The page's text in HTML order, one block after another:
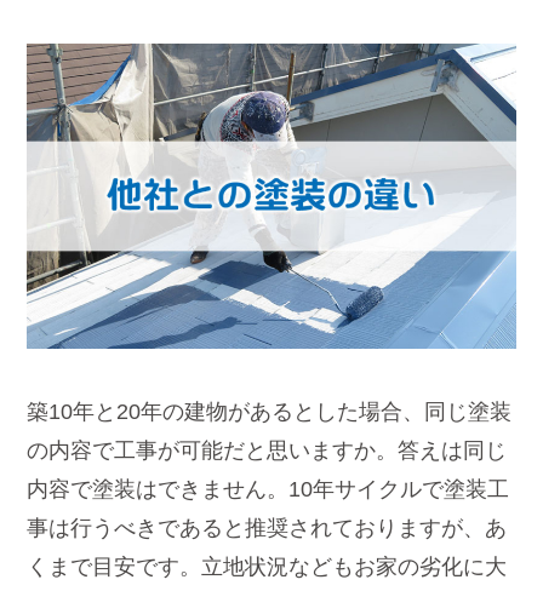
築10年と20年の建物があるとした場合、同じ塗装
の内容で工事が可能だと思いますか。答えは同じ
内容で塗装はできません。10年サイクルで塗装工
事は行うべきであると推奨されておりますが、あ
くまで目安です。立地状況などもお家の劣化に大